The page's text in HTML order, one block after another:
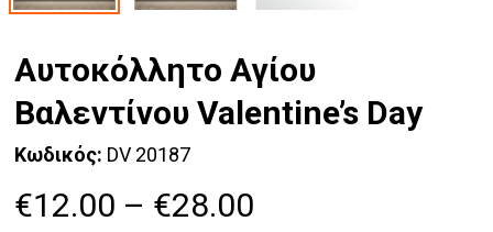
Αυτοκόλλητo Αγίου
Βαλεντίνου Valentine’s Day
Κωδικός: DV 20187
€12.00 – €28.00